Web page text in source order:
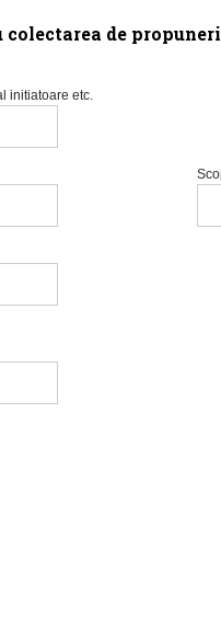
colectarea de
initiatoare etc.